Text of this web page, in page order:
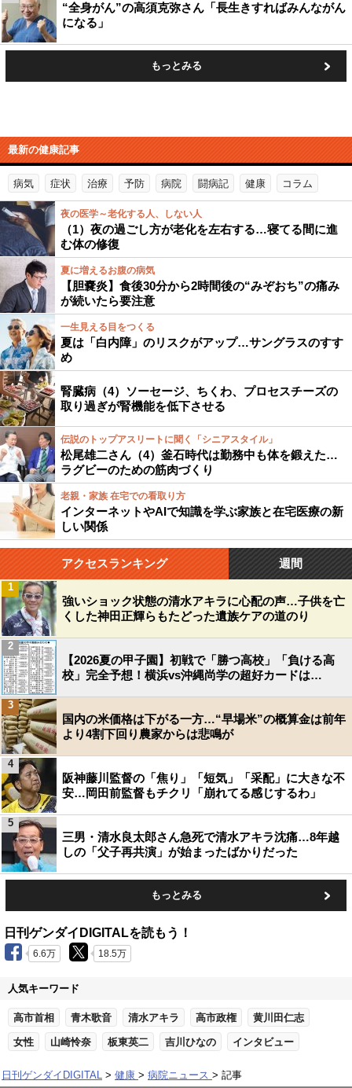
“全身がん”の高須克弥さん「長生きすればみんながん
になる」
もっとみる
最新の健康記事
病気 症状 治療 予防 病院 闘病記 健康 コラム
夜の医学～老化する人、しない人
（1）夜の過ごし方が老化を左右する…寝てる間に進
む体の修復
夏に増えるお腹の病気
【胆嚢炎】食後30分から2時間後の“みぞおち”の痛み
が続いたら要注意
一生見える目をつくる
夏は「白内障」のリスクがアップ…サングラスのすす
め
腎臓病（4）ソーセージ、ちくわ、プロセスチーズの
取り過ぎが腎機能を低下させる
伝説のトップアスリートに聞く「シニアスタイル」
松尾雄二さん（4）釜石時代は勤務中も体を鍛えた…
ラグビーのための筋肉づくり
老親・家族 在宅での看取り方
インターネットやAIで知識を学ぶ家族と在宅医療の新
しい関係
アクセスランキング 週間
強いショック状態の清水アキラに心配の声…子供を亡
くした神田正輝らもたどった遺族ケアの道のり
1
【2026夏の甲子園】初戦で「勝つ高校」「負ける高
校」完全予想！横浜vs沖縄尚学の超好カードは…
2
国内の米価格は下がる一方…“早場米”の概算金は前年
より4割下回り農家からは悲鳴が
3
阪神藤川監督の「焦り」「短気」「采配」に大きな不
安…岡田前監督もチクリ「崩れてる感じするわ」
4
三男・清水良太郎さん急死で清水アキラ沈痛…8年越
しの「父子再共演」が始まったばかりだった
5
もっとみる
日刊ゲンダイDIGITALを読もう！
6.6万 18.5万
人気キーワード
高市首相 青木歌音 清水アキラ 高市政権 黄川田仁志
女性 山崎怜奈 板東英二 吉川ひなの インタビュー
日刊ゲンダイDIGITAL 健康 病院ニュース 記事